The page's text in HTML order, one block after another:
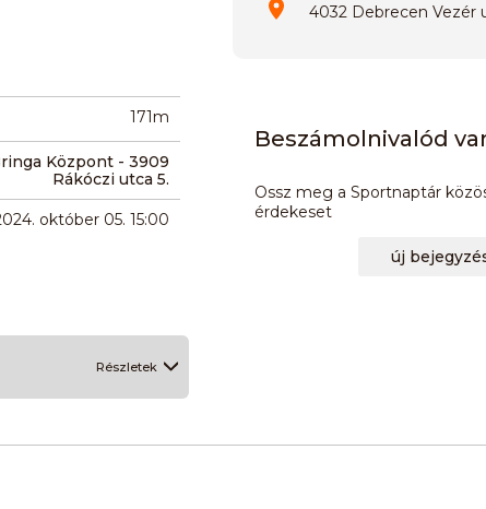
171m
Központ - 3909
Rákóczi utca 5.
október 05. 15:00
Részletek
4032 Debrecen Vezér
Beszámolnivalód
Ossz meg a Sportnaptár
érdekeset
új